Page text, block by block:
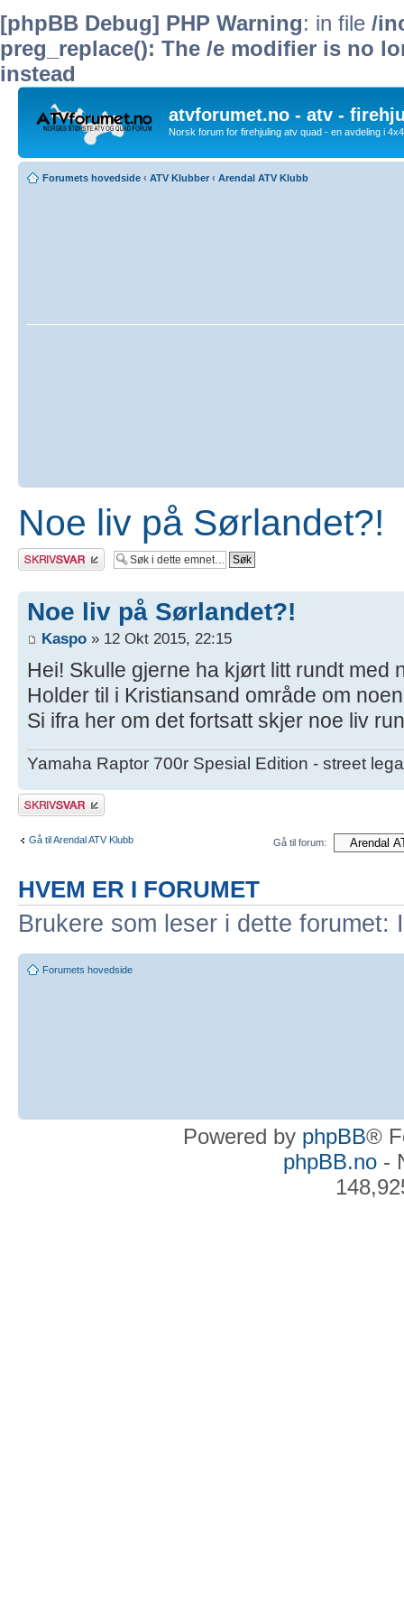
[phpBB Debug] PHP Warning: in file /
preg_replace(): The /e modifier is no
instead
atvforumet.no - atv -
Norsk forum for firehjuling atv quad - en avdeling i
Forumets hovedside ‹ ATV Klubber ‹ Arendal ATV Klubb
Noe liv på Sørlandet?!
Skriv et svar
Noe liv på Sørlandet?!
Kaspo » 12 Okt 2015, 22:15
Hei! Skulle gjerne ha kjørt litt rundt med
Holder til i Kristiansand område om
Si ifra her om det fortsatt skjer noe liv
Yamaha Raptor 700r Spesial Edition - street
Skriv et svar
Gå til Arendal ATV Klubb Gå til forum:
HVEM ER I FORUMET
Brukere som leser i dette
Forumets hovedside
Powered by phpBB®
phpBB.no-